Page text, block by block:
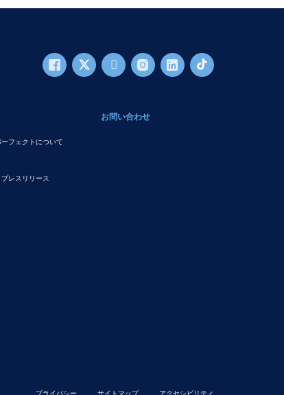
ーフェクトについて
レスリリース
お問い合わせ
プライバシー サイトマップ アクセシビリティ